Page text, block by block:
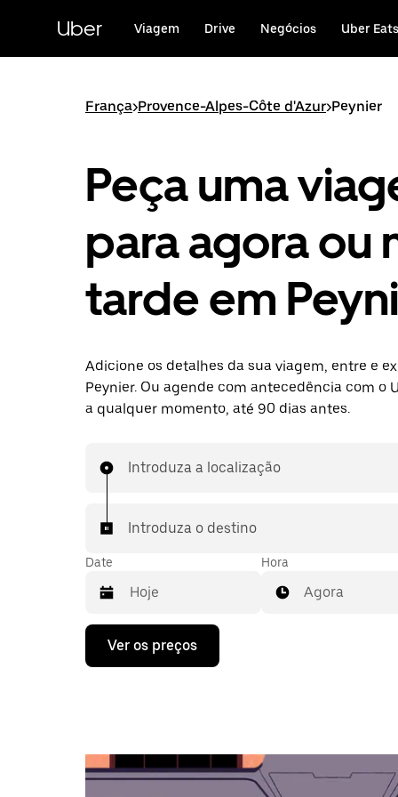
conteúdo
Uber Viagem Drive Negócios Uber Eats
França>Provence-Alpes-Côte d'Azur>Peynier
Peça uma
para agora ou
tarde em
Adicione os detalhes da sua viagem, entre e
Peynier. Ou agende com antecedência com o
a qualquer momento, até 90 dias antes.
Introduza a localização
Introduza o destino
Date
Prima
tecla
o
calendário
Hora
Agora
Ver os preços